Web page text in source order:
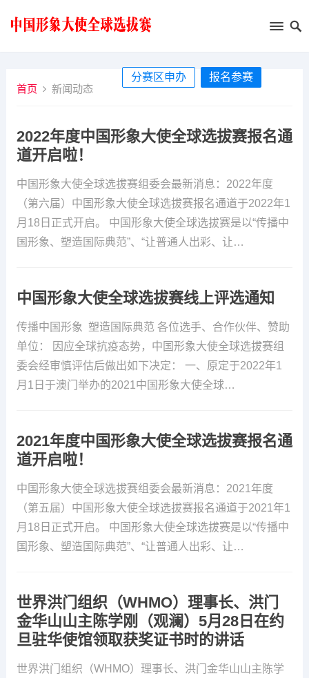
分赛区申办
报名参赛
首页
新闻动态
2022年度中国形象大使全球选拔赛报名通
道开启啦！
中国形象大使全球选拔赛组委会最新消息：2022年度
（第六届）中国形象大使全球选拔赛报名通道于2022年1
月18日正式开启。 中国形象大使全球选拔赛是以“传播中
国形象、塑造国际典范”、“让普通人出彩、让…
中国形象大使全球选拔赛线上评选通知
传播中国形象 塑造国际典范 各位选手、合作伙伴、赞助
单位： 因应全球抗疫态势，中国形象大使全球选拔赛组
委会经审慎评估后做出如下决定： 一、原定于2022年1
月1日于澳门举办的2021中国形象大使全球…
2021年度中国形象大使全球选拔赛报名通
道开启啦！
中国形象大使全球选拔赛组委会最新消息：2021年度
（第五届）中国形象大使全球选拔赛报名通道于2021年1
月18日正式开启。 中国形象大使全球选拔赛是以“传播中
国形象、塑造国际典范”、“让普通人出彩、让…
世界洪门组织（WHMO）理事长、洪门
金华山山主陈学刚（观澜）5月28日在约
旦驻华使馆领取获奖证书时的讲话
世界洪门组织（WHMO）理事长、洪门金华山山主陈学